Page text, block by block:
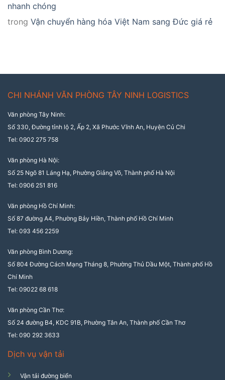
nhanh chóng
trong Vận chuyển hàng hóa Việt Nam sang Đức giá rẻ
CHI NHÁNH VĂN PHÒNG TÂY NINH LOGISTICS
Văn phòng Tây Ninh:
Số 330, Đường tỉnh lộ 2, Ấp 2, Xã Phước Vĩnh An, Huyện Củ Chi
Tel: 0902 275 758
Văn phòng Hà Nội:
Số 25 Ngõ 81 Láng Hạ, Phường Giảng Võ, Thành phố Hà Nội
Tel: 0906 251 816
Văn phòng Hồ Chí Minh:
Số 87 đường A4, Phường Bảy Hiền, Thành phố Hồ Chí Minh
Tel: 093 456 2259
Văn phòng Bình Dương:
Số 804 Đường Cách Mạng Tháng 8, Phường Thủ Dầu Một, Thành phố Hồ
Chí Minh
Tel: 09022 68 618
Văn phòng Cần Thơ:
Số 24 đường B4, KDC 91B, Phường Tân An, Thành phố Cần Thơ
Tel: 090 292 3633
Dịch vụ vận tải
Vận tải đường biển